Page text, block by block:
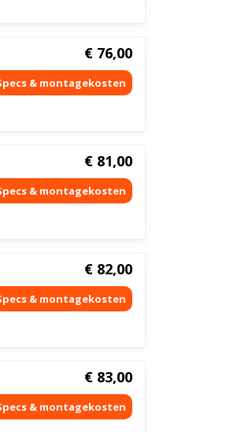
€ 76,00
€ 81,00
€ 82,00
€ 83,00